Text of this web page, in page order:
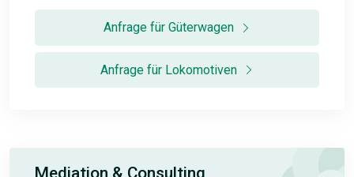
Anfrage für Güterwagen
Anfrage für Lokomotiven